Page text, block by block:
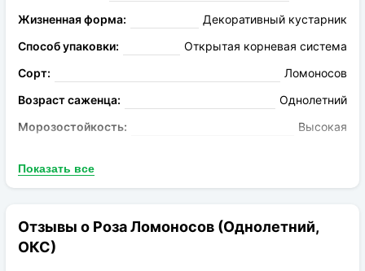
Жизненная форма:
Декоративный кустарник
Способ упаковки:
Открытая корневая система
Сорт:
Ломоносов
Возраст саженца:
Однолетний
Морозостойкость:
Высокая
Аромат:
Высота растения:
100-120см
Показать все
Отзывы о Роза Ломоносов (Однолетний,
ОКС)